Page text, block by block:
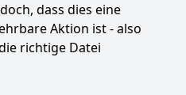
dass dies eine
Aktion ist - also
richtige Datei